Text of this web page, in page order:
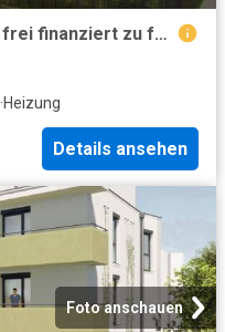
NBG Select Erstbezug Top11 frei finanziert zu fairen Kosten Eigentum verfügbar Ende 3. Quartal 2027
·Heizung
Details ansehen
Foto anschauen